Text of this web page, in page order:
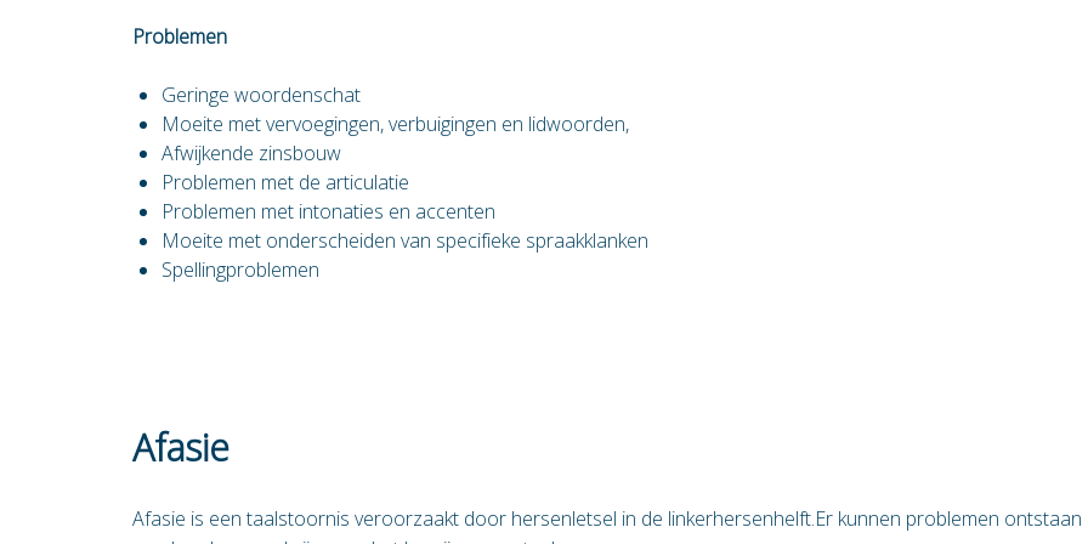
Problemen
Geringe woordenschat
Moeite met vervoegingen, verbuigingen en lidwoorden,
Afwijkende zinsbouw
Problemen met de articulatie
Problemen met intonaties en accenten
Moeite met onderscheiden van specifieke spraakklanken
Spellingproblemen
Afasie
Afasie is een taalstoornis veroorzaakt door hersenletsel in de linkerhersenhelft.Er kunnen problemen ontstaan